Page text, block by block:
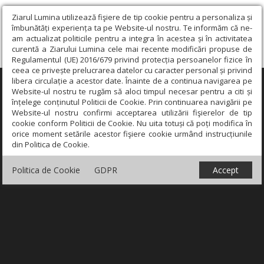
Ziarul Lumina utilizează fişiere de tip cookie pentru a personaliza și
îmbunătăți experiența ta pe Website-ul nostru. Te informăm că ne-
am actualizat politicile pentru a integra în acestea și în activitatea
curentă a Ziarului Lumina cele mai recente modificări propuse de
Regulamentul (UE) 2016/679 privind protecția persoanelor fizice în
ceea ce privește prelucrarea datelor cu caracter personal și privind
libera circulație a acestor date. Înainte de a continua navigarea pe
Website-ul nostru te rugăm să aloci timpul necesar pentru a citi și
înțelege conținutul Politicii de Cookie. Prin continuarea navigării pe
Website-ul nostru confirmi acceptarea utilizării fişierelor de tip
cookie conform Politicii de Cookie. Nu uita totuși că poți modifica în
orice moment setările acestor fişiere cookie urmând instrucțiunile
din Politica de Cookie.
Politica de Cookie GDPR Accept
×